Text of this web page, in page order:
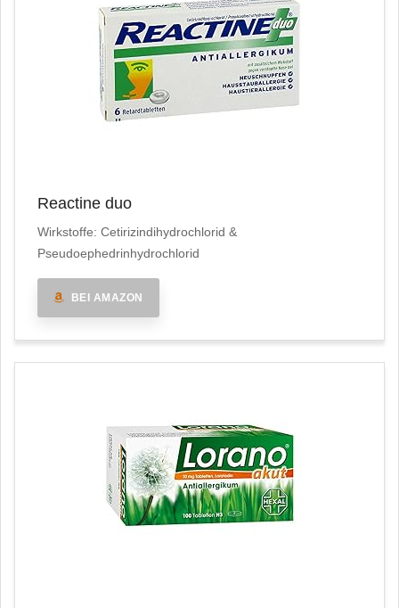
Reactine duo
Wirkstoffe: Cetirizindihydrochlorid &
Pseudoephedrinhydrochlorid
BEI AMAZON